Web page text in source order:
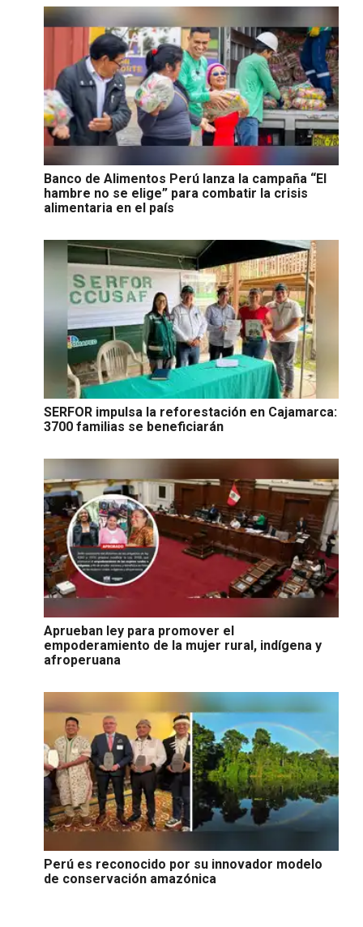
Banco de Alimentos Perú lanza la campaña “El
hambre no se elige” para combatir la crisis
alimentaria en el país
SERFOR impulsa la reforestación en Cajamarca:
3700 familias se beneficiarán
Aprueban ley para promover el
empoderamiento de la mujer rural, indígena y
afroperuana
Perú es reconocido por su innovador modelo
de conservación amazónica